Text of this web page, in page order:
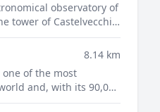
observatory of
tower of Castelvecchio,
and the pride of
8.14 km
one of the most
and, with its 90,000
largest in Europe.